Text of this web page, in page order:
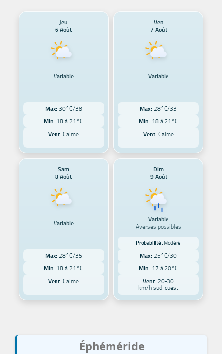
Jeu
6 Août
Variable
Max: 30°C/38
Min: 18 à 21°C
Vent: Calme
Ven
7 Août
Variable
Max: 28°C/33
Min: 18 à 21°C
Vent:Calme
Sam
8 Août
Variable
Max: 28°C/35
Min: 18 à 21°C
Vent: Calme
Dim
9 Août
Variable
Averses possibles
Probabilité : Modéré
Max: 25°C/30
Min: 17 à 20°C
Vent: 20-30
km/h sud-ouest
Éphéméride